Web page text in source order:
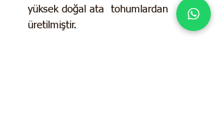
yüksek doğal ata tohumlardan
üretilmiştir.